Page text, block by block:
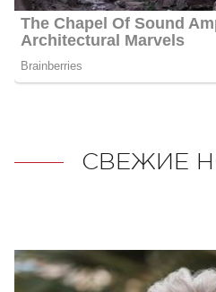
СВЕЖИЕ